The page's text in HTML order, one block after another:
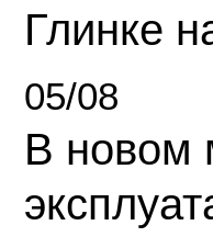
Глинке
05/08
В новом